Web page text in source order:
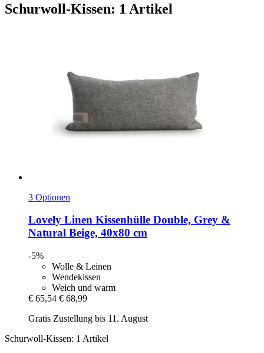
Schurwoll-Kissen: 1 Artikel
3 Optionen
Lovely Linen Kissenhülle Double, Grey &
Natural Beige, 40x80 cm
-5%
Wolle & Leinen
Wendekissen
Weich und warm
€ 65,54 € 68,99
Gratis Zustellung bis 11. August
Schurwoll-Kissen: 1 Artikel